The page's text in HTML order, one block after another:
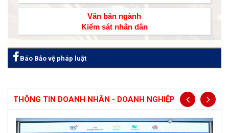
Văn bản ngành
Kiểm sát nhân dân
Báo Bảo vệ pháp luật
THÔNG TIN DOANH NHÂN - DOANH NGHIỆP